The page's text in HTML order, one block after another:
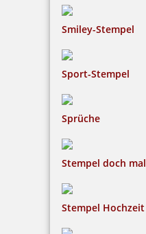
Smiley-Stempel
Sport-Stempel
Sprüche
Stempel doch mal
Stempel Hochzeit